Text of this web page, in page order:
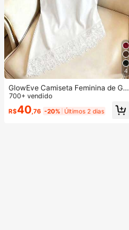
4
GlowEve Camiseta Feminina de Gol
a Redonda com Patchwork de Ren
da, Casual e Versátil para Uso Diári
o
700+ vendido
R$40 ,76 -20% Últimos 2 dias